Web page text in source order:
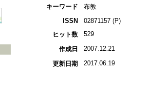
キーワード
布教
ISSN
02871157 (P)
ヒット数
529
作成日 2007.12.21
更新日期 2017.06.19